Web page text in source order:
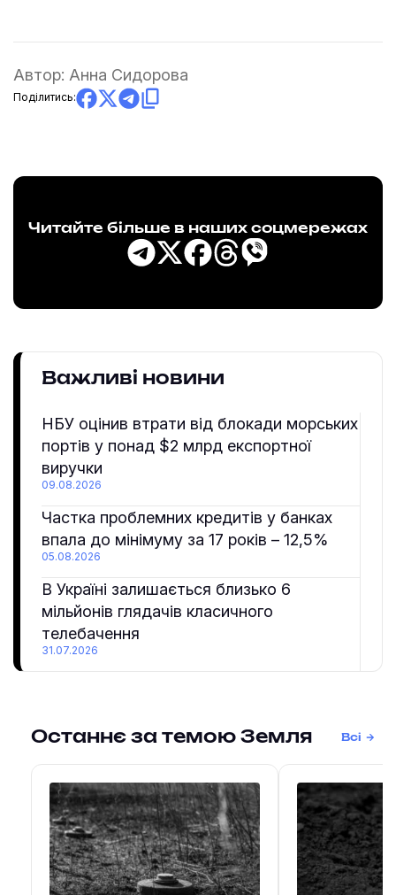
Автор: Анна Сидорова
Поділитись:
Читайте більше в наших соцмережах
Важливі новини
НБУ оцінив втрати від блокади морських
портів у понад $2 млрд експортної
виручки
09.08.2026
Частка проблемних кредитів у банках
впала до мінімуму за 17 років – 12,5%
05.08.2026
В Україні залишається близько 6
мільйонів глядачів класичного
телебачення
31.07.2026
Останнє за темою Земля Всі